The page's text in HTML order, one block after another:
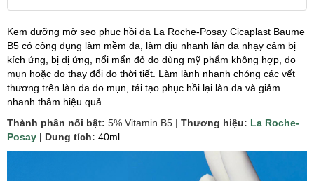
Kem dưỡng mờ sẹo phục hồi da La Roche-Posay Cicaplast Baume
B5 có công dụng làm mềm da, làm dịu nhanh làn da nhạy cảm bị
kích ứng, bị dị ứng, nổi mẩn đỏ do dùng mỹ phẩm không hợp, do
mụn hoặc do thay đổi do thời tiết. Làm lành nhanh chóng các vết
thương trên làn da do mụn, tái tạo phục hồi lại làn da và giảm
nhanh thâm hiệu quả.
Thành phần nổi bật: 5% Vitamin B5 | Thương hiệu: La Roche-
Posay | Dung tích: 40ml